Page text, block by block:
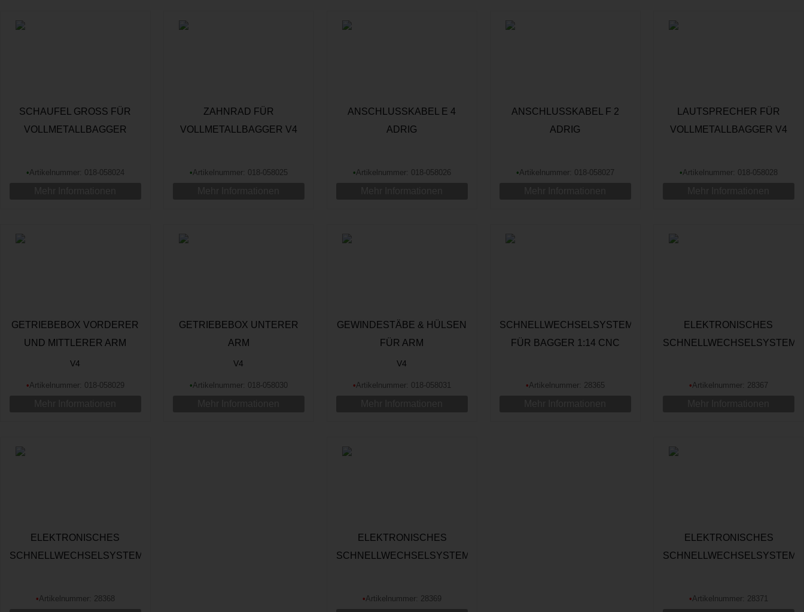
SCHAUFEL GROSS FÜR V
OLLMETALLBAGGER
•Artikelnummer: 018-058024
ZAHNRAD FÜR
VOLLMETALLBAGGER V4
•Artikelnummer: 018-058025
ANSCHLUSSKABEL E 4
ADRIG
•Artikelnummer: 018-058026
ANSCHLUSSKABEL F 2
ADRIG
•Artikelnummer: 018-058027
LAUTSPRECHER FÜR
VOLLMETALLBAGGER V4
•Artikelnummer: 018-058028
GETRIEBEBOX VORDERER
UND MITTLERER ARM
V4
•Artikelnummer: 018-058029
GETRIEBEBOX UNTERER
ARM
V4
•Artikelnummer: 018-058030
GEWINDESTÄBE & HÜLSEN
FÜR ARM
V4
•Artikelnummer: 018-058031
SCHNELLWECHSELSYSTEM
FÜR BAGGER 1:14 CNC
•Artikelnummer: 28365
ELEKTRONISCHES
SCHNELLWECHSELSYSTEM
•Artikelnummer: 28367
ELEKTRONISCHES
SCHNELLWECHSELSYSTEM
•Artikelnummer: 28368
ELEKTRONISCHES
SCHNELLWECHSELSYSTEM
•Artikelnummer: 28369
ELEKTRONISCHES
SCHNELLWECHSELSYSTEM
•Artikelnummer: 28371